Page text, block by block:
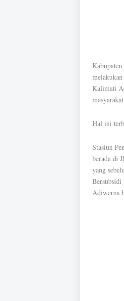
Kalimati
Hal ini
Stasiun
berada di
yang
Adiwerna